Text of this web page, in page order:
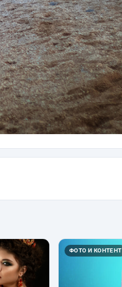
ФОТО И КОНТЕНТ